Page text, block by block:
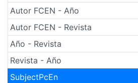
Autor FCEN - Año
Autor FCEN - Revista
Año - Revista
Revista - Año
SubjectPcEn